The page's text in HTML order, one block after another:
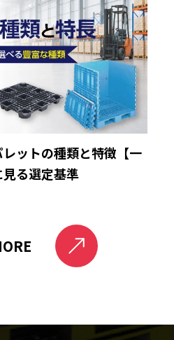
ットの種類と特徴【一
る選定基準